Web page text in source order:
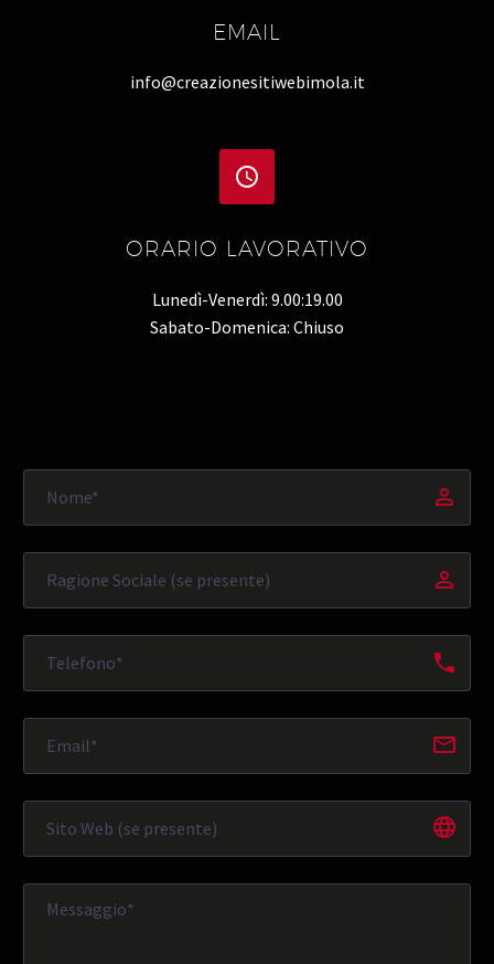
EMAIL
info@creazionesitiwebimola.it


ORARIO LAVORATIVO
Lunedì-Venerdì: 9.00:19.00
Sabato-Domenica: Chiuso